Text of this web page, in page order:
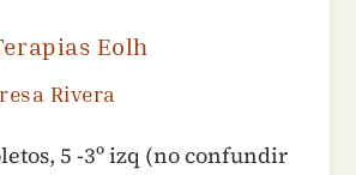
Eolh
Rivera
5 -3º izq (no confundir